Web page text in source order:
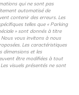
qui ne sont pas
automatisé de
contenir des erreurs. Les
telles que « Parking
» sont donnés à titre
vous invitons à nous
Les caractéristiques
dimensions et les
être modifiées à tout
visuels présentés ne sont